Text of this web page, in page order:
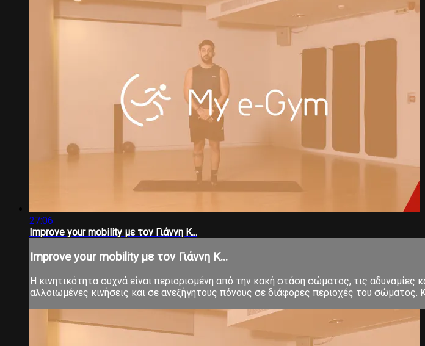
27:06
Improve your mobility με τον Γιάννη Κ...
Improve your mobility με τον Γιάννη Κ...
Η κινητικότητα συχνά είναι περιορισμένη από την κακή στάση σώματος, τις
αλλοιωμένες κινήσεις και σε ανεξήγητους πόνους σε διάφορες περιοχές του σώματος.